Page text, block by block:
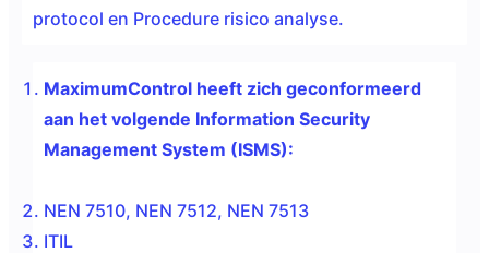
protocol en Procedure risico analyse.
MaximumControl heeft zich geconformeerd
aan het volgende Information Security
Management System (ISMS):
NEN 7510, NEN 7512, NEN 7513
ITIL